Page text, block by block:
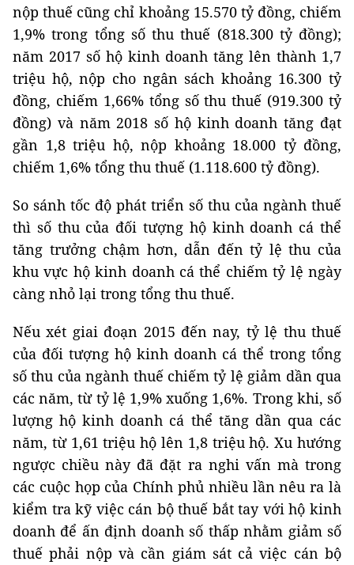
nộp thuế cũng chỉ khoảng 15.570 tỷ đồng, chiếm
1,9% trong tổng số thu thuế (818.300 tỷ đồng);
năm 2017 số hộ kinh doanh tăng lên thành 1,7
triệu hộ, nộp cho ngân sách khoảng 16.300 tỷ
đồng, chiếm 1,66% tổng số thu thuế (919.300 tỷ
đồng) và năm 2018 số hộ kinh doanh tăng đạt
gần 1,8 triệu hộ, nộp khoảng 18.000 tỷ đồng,
chiếm 1,6% tổng thu thuế (1.118.600 tỷ đồng).
So sánh tốc độ phát triển số thu của ngành thuế
thì số thu của đối tượng hộ kinh doanh cá thể
tăng trưởng chậm hơn, dẫn đến tỷ lệ thu của
khu vực hộ kinh doanh cá thể chiếm tỷ lệ ngày
càng nhỏ lại trong tổng thu thuế.
Nếu xét giai đoạn 2015 đến nay, tỷ lệ thu thuế
của đối tượng hộ kinh doanh cá thể trong tổng
số thu của ngành thuế chiếm tỷ lệ giảm dần qua
các năm, từ tỷ lệ 1,9% xuống 1,6%. Trong khi, số
lượng hộ kinh doanh cá thể tăng dần qua các
năm, từ 1,61 triệu hộ lên 1,8 triệu hộ. Xu hướng
ngược chiều này đã đặt ra nghi vấn mà trong
các cuộc họp của Chính phủ nhiều lần nêu ra là
kiểm tra kỹ việc cán bộ thuế bắt tay với hộ kinh
doanh để ấn định doanh số thấp nhằm giảm số
thuế phải nộp và cần giám sát cả việc cán bộ